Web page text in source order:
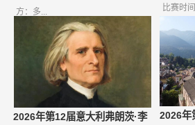
方：多...
比赛时
报名截
果无...
2026年第12届意大利弗朗茨·李 2026年